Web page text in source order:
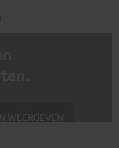
de gegevensinstellingen